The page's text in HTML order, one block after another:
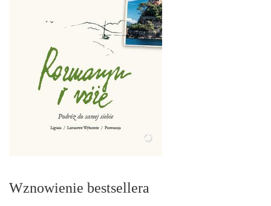
Wznowienie bestsellera